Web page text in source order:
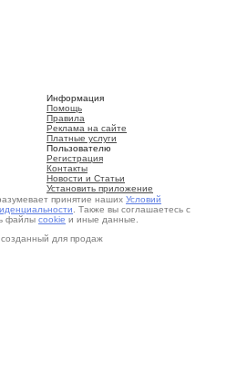
Информация
Помощь
Правила
Реклама на сайте
Платные услуги
Пользователю
Регистрация
Контакты
Новости и Статьи
Установить приложение
принятие наших Условий
. Также вы соглашаетесь с
файлы cookie и иные данные.
для продаж